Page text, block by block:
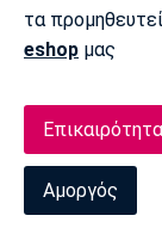
τα
eshop μας
Επικαιρότητα
Αμοργός